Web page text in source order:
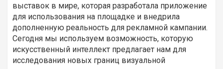
выставок в мире, которая разработала приложение
для использования на площадке и внедрила
дополненную реальность для рекламной кампании.
Сегодня мы используем возможность, которую
искусственный интеллект предлагает нам для
исследования новых границ визуальной